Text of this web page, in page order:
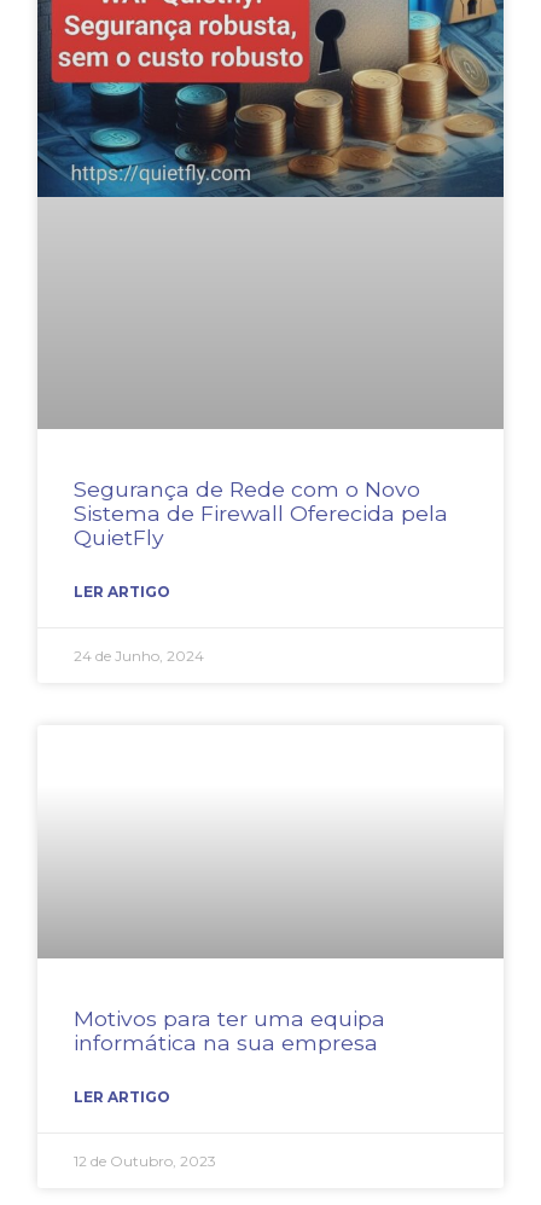
Segurança de Rede com o Novo
Sistema de Firewall Oferecida pela
QuietFly
LER ARTIGO
24 de Junho, 2024
Motivos para ter uma equipa
informática na sua empresa
LER ARTIGO
12 de Outubro, 2023